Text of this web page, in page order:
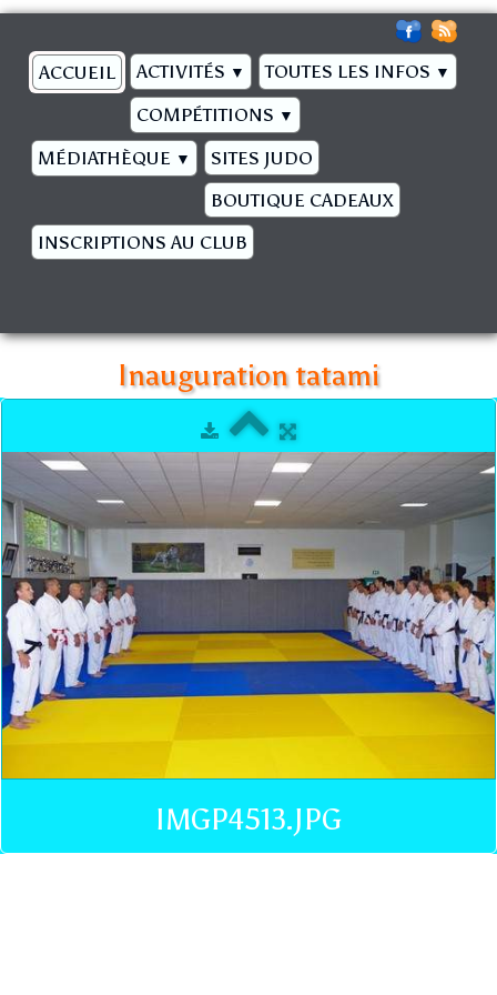
ACCUEIL ACTIVITÉS ▼ TOUTES LES INFOS ▼
COMPÉTITIONS ▼
MÉDIATHÈQUE ▼
SITES JUDO
BOUTIQUE CADEAUX
INSCRIPTIONS AU CLUB
Inauguration tatami
IMGP4513.JPG